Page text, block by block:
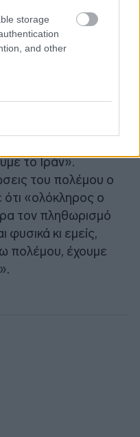
storage
and other
θα βγει στους
κέντρα ασφαλείας
των ΗΠΑ με
δήλωσε: «Λένε χωρίς
το Ιράν».
του πολέμου ο
«ολόκληρος ο
τον πληθωρισμό
φυσικά κι εμείς,
πολέμου, έχουμε